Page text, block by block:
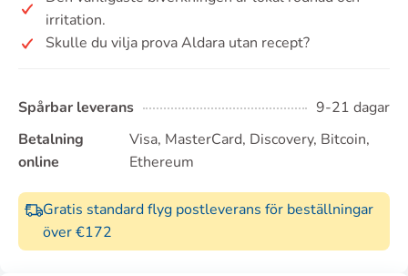
irritation.
Skulle du vilja prova Aldara utan recept?
Spårbar leverans
9-21 dagar
Betalning
online
Visa, MasterCard, Discovery, Bitcoin,
Ethereum
Gratis standard flyg postleverans för beställningar
över €172